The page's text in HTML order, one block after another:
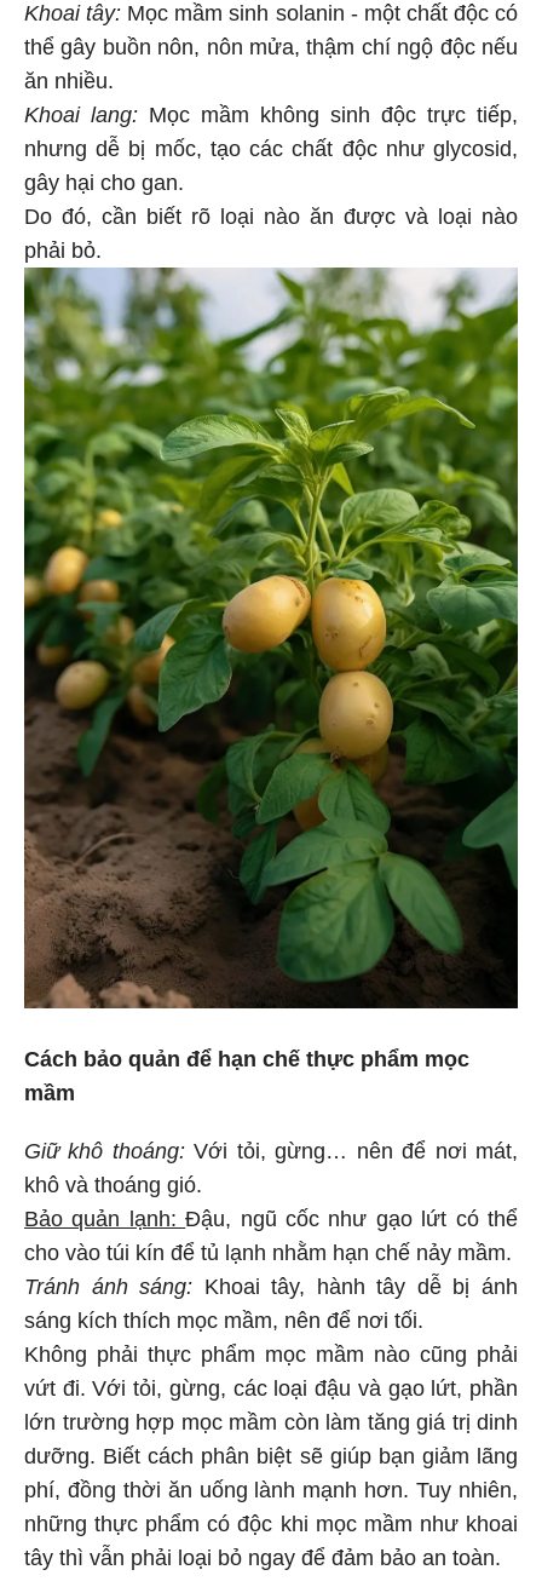
Khoai tây: Mọc mầm sinh solanin - một chất độc có
thể gây buồn nôn, nôn mửa, thậm chí ngộ độc nếu
ăn nhiều.
Khoai lang: Mọc mầm không sinh độc trực tiếp,
nhưng dễ bị mốc, tạo các chất độc như glycosid,
gây hại cho gan.
Do đó, cần biết rõ loại nào ăn được và loại nào
phải bỏ.
Cách bảo quản để hạn chế thực phẩm mọc
mầm
Giữ khô thoáng:Với tỏi, gừng… nên để nơi mát,
khô và thoáng gió.
Bảo quản lạnh:Đậu, ngũ cốc như gạo lứt có thể
cho vào túi kín để tủ lạnh nhằm hạn chế nảy mầm.
Tránh ánh sáng: Khoai tây, hành tây dễ bị ánh
sáng kích thích mọc mầm, nên để nơi tối.
Không phải thực phẩm mọc mầm nào cũng phải
vứt đi. Với tỏi, gừng, các loại đậu và gạo lứt, phần
lớn trường hợp mọc mầm còn làm tăng giá trị dinh
dưỡng. Biết cách phân biệt sẽ giúp bạn giảm lãng
phí, đồng thời ăn uống lành mạnh hơn. Tuy nhiên,
những thực phẩm có độc khi mọc mầm như khoai
tây thì vẫn phải loại bỏ ngay để đảm bảo an toàn.